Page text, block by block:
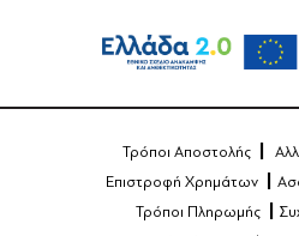
Τρόποι Αποστολής
Επιστροφή Χρημάτων
Τρόποι Πληρωμής